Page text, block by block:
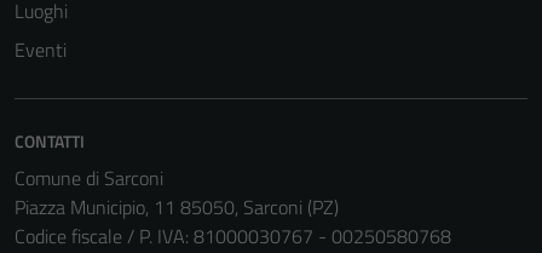
Luoghi
Eventi
CONTATTI
Comune di Sarconi
Piazza Municipio, 11 85050, Sarconi (PZ)
Codice fiscale / P. IVA: 81000030767 - 00250580768